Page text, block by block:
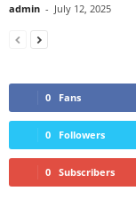
admin - July 12, 2025
0 Fans
0 Followers
0 Subscribers